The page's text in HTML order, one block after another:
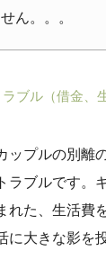
ん。。。
ブル（借金、
ップルの別離
ラブルです。
れた、生活費
に大きな影を